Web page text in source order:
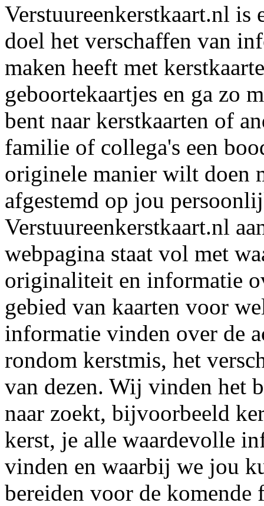
Verstuureenkerstkaart.nl is
doel het verschaffen van
maken heeft met
geboortekaartjes en ga zo
bent naar kerstkaarten of
familie of collega's een
originele manier wilt doen
afgestemd op jou
Verstuureenkerstkaart.nl
webpagina staat vol met
originaliteit en informatie
gebied van kaarten voor
informatie vinden over de
rondom kerstmis, het
van dezen. Wij vinden het
naar zoekt, bijvoorbeeld
kerst, je alle waardevolle
vinden en waarbij we jou
bereiden voor de komende